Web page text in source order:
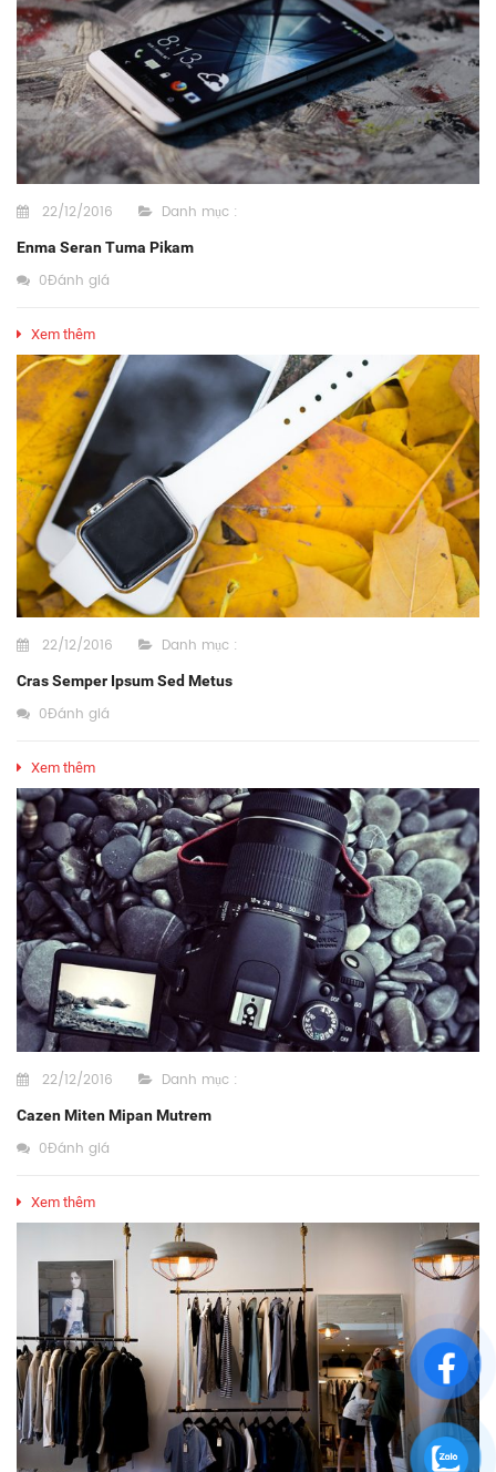
22/12/2016 Danh mục :
Enma Seran Tuma Pikam
0Đánh giá
Xem thêm
22/12/2016 Danh mục :
Cras Semper Ipsum Sed Metus
0Đánh giá
Xem thêm
22/12/2016 Danh mục :
Cazen Miten Mipan Mutrem
0Đánh giá
Xem thêm